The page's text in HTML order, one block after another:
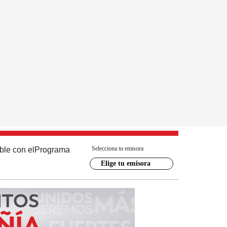
con el Programa Selecciona tu emisora
Elige tu emisora